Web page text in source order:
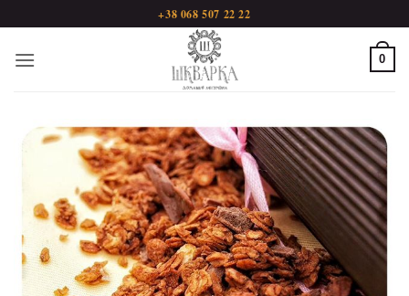
+38 068 507 22 22
0